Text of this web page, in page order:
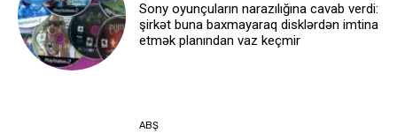
Sony oyunçuların narazılığına cavab verdi:
şirkət buna baxmayaraq disklərdən imtina
etmək planından vaz keçmir
ABŞ